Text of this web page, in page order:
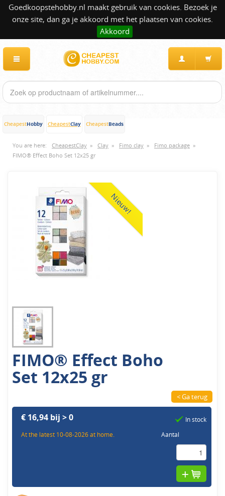
Goedkoopstehobby.nl maakt gebruik van cookies. Bezoek je
onze site, dan ga je akkoord met het plaatsen van cookies.
Akkoord
CheapestHobby CheapestClay CheapestBeads
You are here: CheapestClay » Clay » Fimo clay » Fimo package »
FIMO® Effect Boho Set 12x25 gr
Nieuw!
FIMO® Effect Boho
Set 12x25 gr
< Ga terug
€ 16,94 bij > 0
At the latest 10-08-2026 at home.
In stock
Aantal